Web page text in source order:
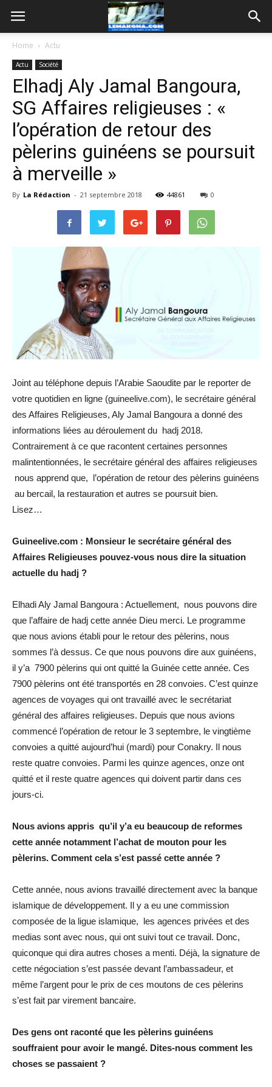
Home Actu
Actu Société
Elhadj Aly Jamal Bangoura,
SG Affaires religieuses : «
l’opération de retour des
pèlerins guinéens se poursuit
à merveille »
By La Rédaction - 21 septembre 2018 44861 0
Joint au téléphone depuis l’Arabie Saoudite par le reporter de
votre quotidien en ligne (guineelive.com), le secrétaire général
des Affaires Religieuses, Aly Jamal Bangoura a donné des
informations liées au déroulement du hadj 2018.
Contrairement à ce que racontent certaines personnes
malintentionnées, le secrétaire général des affaires religieuses
nous apprend que, l’opération de retour des pèlerins guinéens
au bercail, la restauration et autres se poursuit bien.
Lisez…
Guineelive.com : Monsieur le secrétaire général des
Affaires Religieuses pouvez-vous nous dire la situation
actuelle du hadj ?
Elhadi Aly Jamal Bangoura : Actuellement, nous pouvons dire
que l’affaire de hadj cette année Dieu merci. Le programme
que nous avions établi pour le retour des pèlerins, nous
sommes l’à dessus. Ce que nous pouvons dire aux guinéens,
il y’a 7900 pèlerins qui ont quitté la Guinée cette année. Ces
7900 pèlerins ont été transportés en 28 convoies. C’est quinze
agences de voyages qui ont travaillé avec le secrétariat
général des affaires religieuses. Depuis que nous avions
commencé l’opération de retour le 3 septembre, le vingtième
convoies a quitté aujourd’hui (mardi) pour Conakry. Il nous
reste quatre convoies. Parmi les quinze agences, onze ont
quitté et il reste quatre agences qui doivent partir dans ces
jours-ci.
Nous avions appris qu’il y’a eu beaucoup de reformes
cette année notamment l’achat de mouton pour les
pèlerins. Comment cela s’est passé cette année ?
Cette année, nous avions travaillé directement avec la banque
islamique de développement. Il y a eu une commission
composée de la ligue islamique, les agences privées et des
medias sont avec nous, qui ont suivi tout ce travail. Donc,
quiconque qui dira autres choses a menti. Déjà, la signature de
cette négociation s’est passée devant l’ambassadeur, et
même l’argent pour le prix de ces moutons de ces pèlerins
s’est fait par virement bancaire.
Des gens ont raconté que les pèlerins guinéens
souffraient pour avoir le mangé. Dites-nous comment les
choses se passaient ?